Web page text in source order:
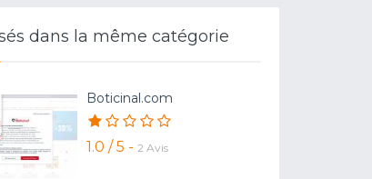
dans la même catégorie
Boticinal.com
1.0 / 5 - 2 Avis